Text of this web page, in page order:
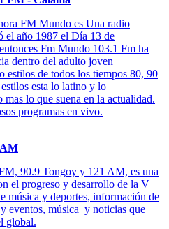
FM Mundo es Una radio
el año 1987 el Día 13 de
Fm Mundo 103.1 Fm ha
dentro del adulto joven
estilos de todos los tiempos 80, 90
esta lo latino y lo
mas lo que suena en la actualidad.
programas en vivo.
90.9 Tongoy y 121 AM, es una
el progreso y desarrollo de la V
música y deportes, información de
eventos, música y noticias que
global.